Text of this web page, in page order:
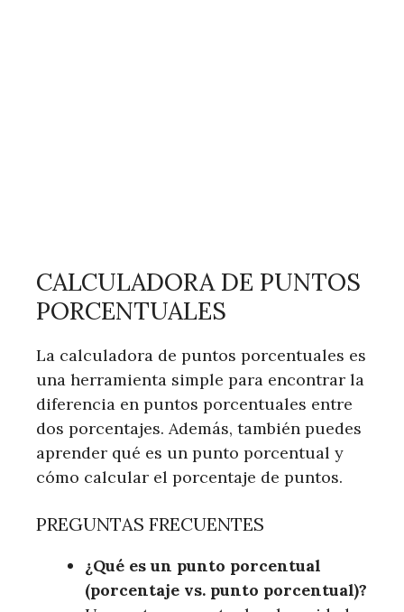
CALCULADORA DE PUNTOS
PORCENTUALES
La calculadora de puntos porcentuales es
una herramienta simple para encontrar la
diferencia en puntos porcentuales entre
dos porcentajes. Además, también puedes
aprender qué es un punto porcentual y
cómo calcular el porcentaje de puntos.
PREGUNTAS FRECUENTES
¿Qué es un punto porcentual
(porcentaje vs. punto porcentual)?